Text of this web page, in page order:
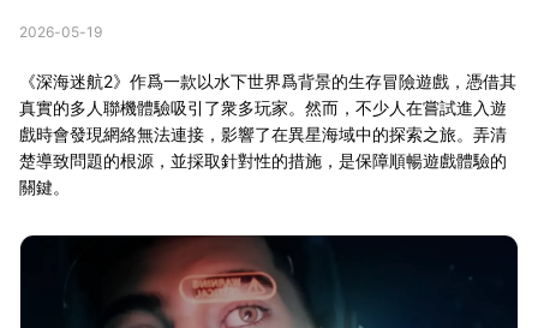
2026-05-19
《深海迷航2》作爲一款以水下世界爲背景的生存冒險遊戲，憑借其
真實的多人聯機體驗吸引了衆多玩家。然而，不少人在嘗試進入遊
戲時會發現網絡無法連接，影響了在異星海域中的探索之旅。弄清
楚導致問題的根源，並採取針對性的措施，是保障順暢遊戲體驗的
關鍵。